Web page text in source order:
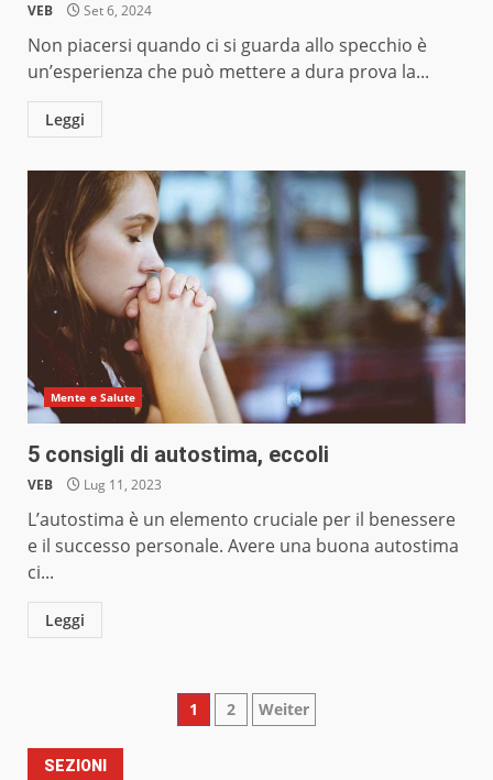
VEB Set 6, 2024
Non piacersi quando ci si guarda allo specchio è
un’esperienza che può mettere a dura prova la...
Leggi
Mente e Salute
5 consigli di autostima, eccoli
VEB Lug 11, 2023
L’autostima è un elemento cruciale per il benessere
e il successo personale. Avere una buona autostima
ci...
Leggi
Paginazione
1 2 Weiter
SEZIONI